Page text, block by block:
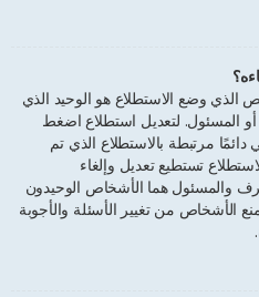
الذي وضع الاستطلاع هو الوحيد الذي
أو المسئول. لتعديل استطلاع اضغط
مرتبطة بالاستطلاع الذي تم
تستطيع تعديل وإلغاء
والمسئول هما الأشخاص الوحيدون
الأشخاص من تغيير الأسئلة والأجوبة